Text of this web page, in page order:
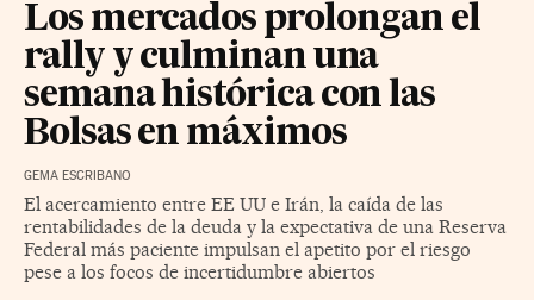
Los mercados prolongan el
rally y culminan una
semana histórica con las
Bolsas en máximos
GEMA ESCRIBANO
El acercamiento entre EE UU e Irán, la caída de las
rentabilidades de la deuda y la expectativa de una Reserva
Federal más paciente impulsan el apetito por el riesgo
pese a los focos de incertidumbre abiertos